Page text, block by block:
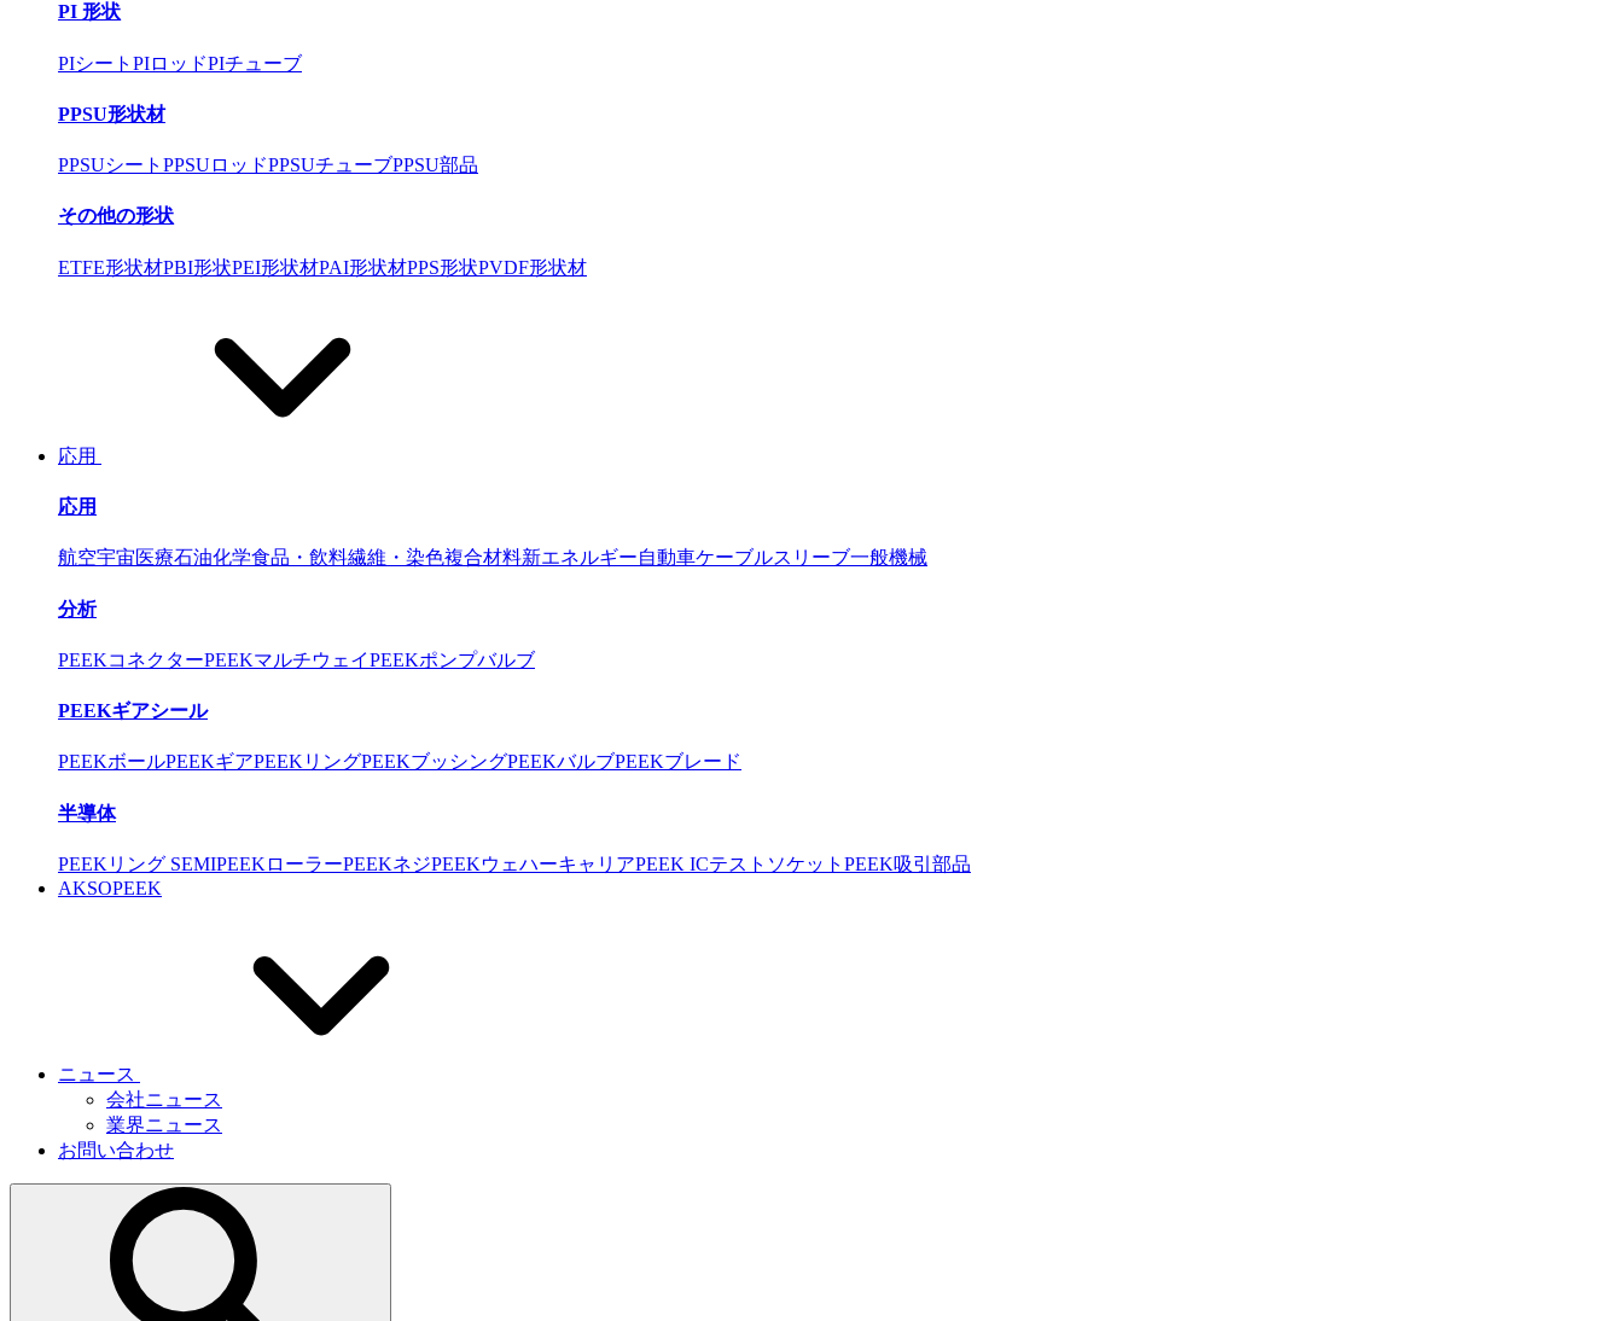
PI 形状
PIシート PIロッドPIチューブ
PPSU形状材
PPSUシート PPSUロッドPPSUチューブPPSU部品
その他の形状
ETFE形状材PBI形状PEI形状材PAI形状材PPS形状PVDF形状材
応用
応用
航空宇宙医療石油化学食品・飲料繊維・染色複合材料新エネルギー自動車ケーブルスリーブ一般機械
分析
PEEKコネクターPEEKマルチウェイPEEKポンプバルブ
PEEKギアシール
PEEKボールPEEKギアPEEKリングPEEKブッシングPEEKバルブPEEKブレード
半導体
PEEKリング SEMIPEEKローラーPEEKネジPEEKウェハーキャリアPEEK ICテストソケット PEEK吸引部品
AKSOPEEK
ニュース
会社ニュース
業界ニュース
お問い合わせ